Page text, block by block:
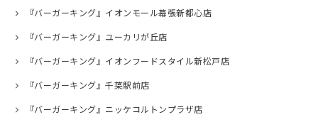
『バーガーキング』イオンモール幕張新都心店
『バーガーキング』ユーカリが丘店
『バーガーキング』イオンフードスタイル新松戸店
『バーガーキング』千葉駅前店
『バーガーキング』ニッケコルトンプラザ店